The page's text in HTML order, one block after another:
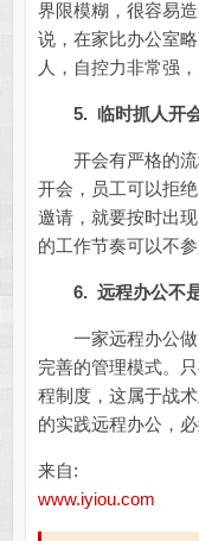
界限模糊，很容易
说，在家比办公室
人，自控力非常强
5. 临时抓人开
开会有严格的流
开会，员工可以拒
邀请，就要按时出
的工作节奏可以不参
6. 远程办公不
一家远程办公做
完善的管理模式。
程制度，这属于战
的实践远程办公，
来自:
www.iyiou.com